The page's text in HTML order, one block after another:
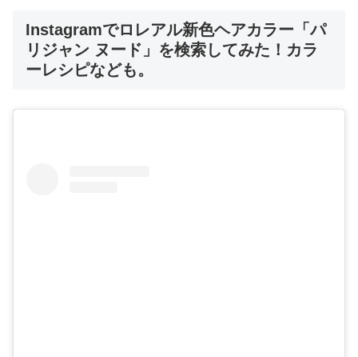
Instagramでロレアル新色ヘアカラー「パ
リジャン ヌード」を検索してみた！カラ
ーレシピなども。